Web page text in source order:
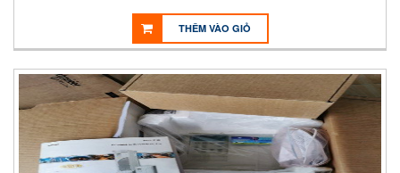
THÊM VÀO GIỎ